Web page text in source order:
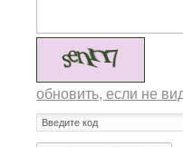
обновить, если не